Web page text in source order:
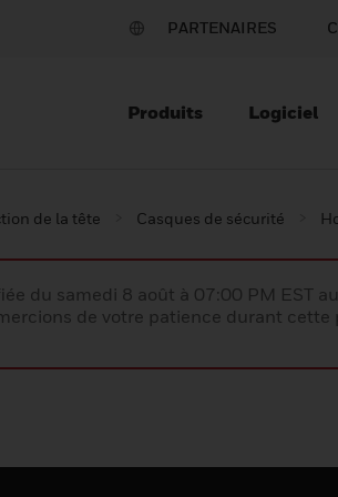
PARTENAIRES
Produits Logiciel
de la tête Casques de sécurité
du samedi 8 août à 07:00 PM EST
de votre patience durant cette